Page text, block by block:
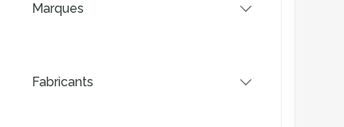
Marques
Fabricants